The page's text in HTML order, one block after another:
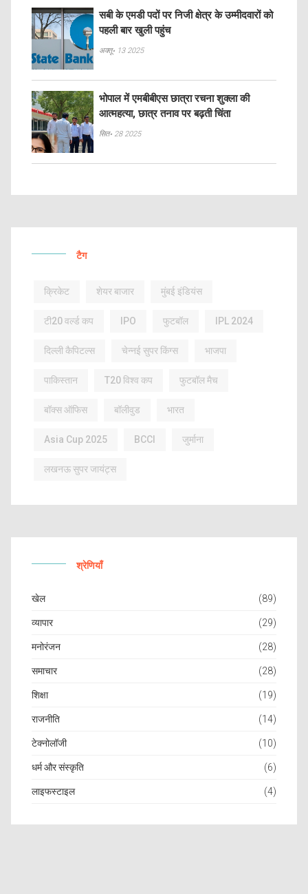
सबी के एमडी पदों पर निजी क्षेत्र के उम्मीदवारों को
पहली बार खुली पहुंच
अक्तू॰ 13 2025
भोपाल में एमबीबीएस छात्रा रचना शुक्ला की
आत्महत्या, छात्र तनाव पर बढ़ती चिंता
सित॰ 28 2025
टैग
क्रिकेट शेयर बाजार मुंबई इंडियंस
टी20 वर्ल्ड कप IPO फुटबॉल IPL 2024
दिल्ली कैपिटल्स चेन्नई सुपर किंग्स भाजपा
पाकिस्तान T20 विश्व कप फुटबॉल मैच
बॉक्स ऑफिस बॉलीवुड भारत
Asia Cup 2025 BCCI जुर्माना
लखनऊ सुपर जायंट्स
श्रेणियाँ
खेल (89)
व्यापार (29)
मनोरंजन (28)
समाचार (28)
शिक्षा (19)
राजनीति (14)
टेक्नोलॉजी (10)
धर्म और संस्कृति (6)
लाइफस्टाइल (4)